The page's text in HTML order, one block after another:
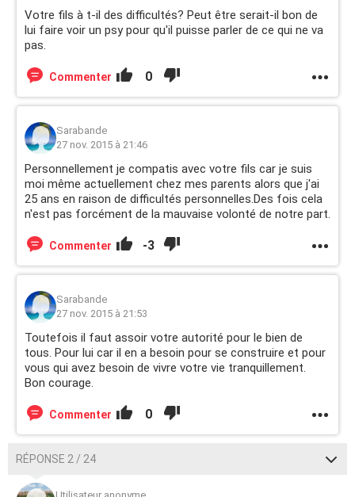
Votre fils à t-il des difficultés? Peut être serait-il bon de
lui faire voir un psy pour qu'il puisse parler de ce qui ne va
pas.
Commenter 0
Sarabande
27 nov. 2015 à 21:46
Personnellement je compatis avec votre fils car je suis
moi même actuellement chez mes parents alors que j'ai
25 ans en raison de difficultés personnelles.Des fois cela
n'est pas forcément de la mauvaise volonté de notre part.
Commenter -3
Sarabande
27 nov. 2015 à 21:53
Toutefois il faut assoir votre autorité pour le bien de
tous. Pour lui car il en a besoin pour se construire et pour
vous qui avez besoin de vivre votre vie tranquillement.
Bon courage.
Commenter 0
RÉPONSE 2 / 24